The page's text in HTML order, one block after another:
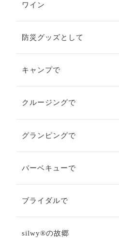
ワイン
防災グッズとして
キャンプで
クルージングで
グランピングで
バーベキューで
ブライダルで
silwy®の故郷